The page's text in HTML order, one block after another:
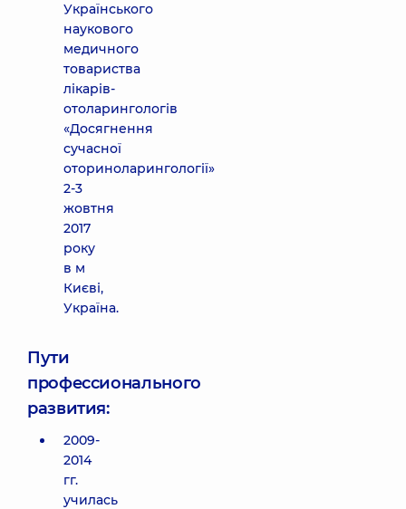
Українського
наукового
медичного
товариства
лікарів-
отоларингологів
«Досягнення
сучасної
оториноларингології»
2-3
жовтня
2017
року
в м
Києві,
Україна.
Пути
профессионального
развития:
2009-
2014
гг.
училась